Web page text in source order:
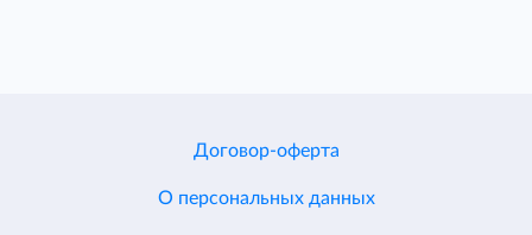
Договор-оферта
О персональных данных